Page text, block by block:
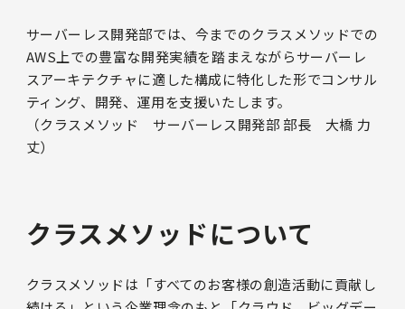
サーバーレス開発部では、今までのクラスメソッドでの
AWS上での豊富な開発実績を踏まえながらサーバーレ
スアーキテクチャに適した構成に特化した形でコンサル
ティング、開発、運用を支援いたします。
（クラスメソッド サーバーレス開発部 部長 大橋 力
丈）
クラスメソッドについて
クラスメソッドは「すべてのお客様の創造活動に貢献し